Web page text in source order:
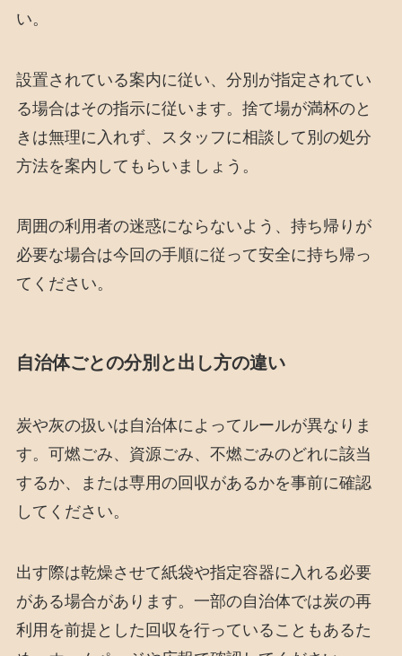
い。
設置されている案内に従い、分別が指定されてい
る場合はその指示に従います。捨て場が満杯のと
きは無理に入れず、スタッフに相談して別の処分
方法を案内してもらいましょう。
周囲の利用者の迷惑にならないよう、持ち帰りが
必要な場合は今回の手順に従って安全に持ち帰っ
てください。
自治体ごとの分別と出し方の違い
炭や灰の扱いは自治体によってルールが異なりま
す。可燃ごみ、資源ごみ、不燃ごみのどれに該当
するか、または専用の回収があるかを事前に確認
してください。
出す際は乾燥させて紙袋や指定容器に入れる必要
がある場合があります。一部の自治体では炭の再
利用を前提とした回収を行っていることもあるた